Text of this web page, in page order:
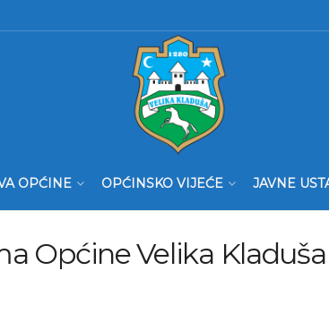
OPĆINE OPĆINSKO VIJEĆE JAVNE
Općine Velika Kladuša